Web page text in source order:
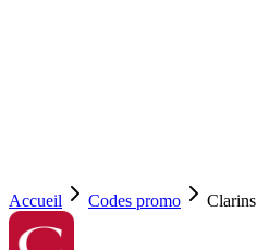
Accueil Codes promo Clarins